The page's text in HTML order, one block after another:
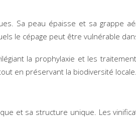
Sa peau épaisse et sa grappe
le cépage peut être vulnérable
la prophylaxie et les
en préservant la biodiversité locale.
et sa structure unique. Les